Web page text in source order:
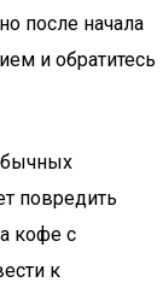
после начала
и обратитесь
повредить
кофе с
к